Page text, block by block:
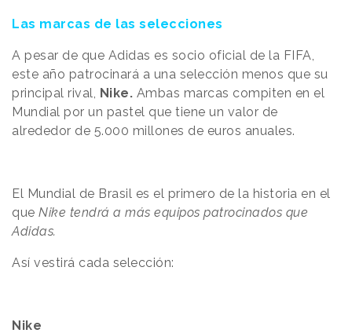
Las marcas de las selecciones
A pesar de que Adidas es socio oficial de la FIFA,
este año patrocinará a una selección menos que su
principal rival, Nike. Ambas marcas compiten en el
Mundial por un pastel que tiene un valor de
alrededor de 5.000 millones de euros anuales.
El Mundial de Brasil es el primero de la historia en el
que Nike tendrá a más equipos patrocinados que
Adidas.
Así vestirá cada selección:
Nike